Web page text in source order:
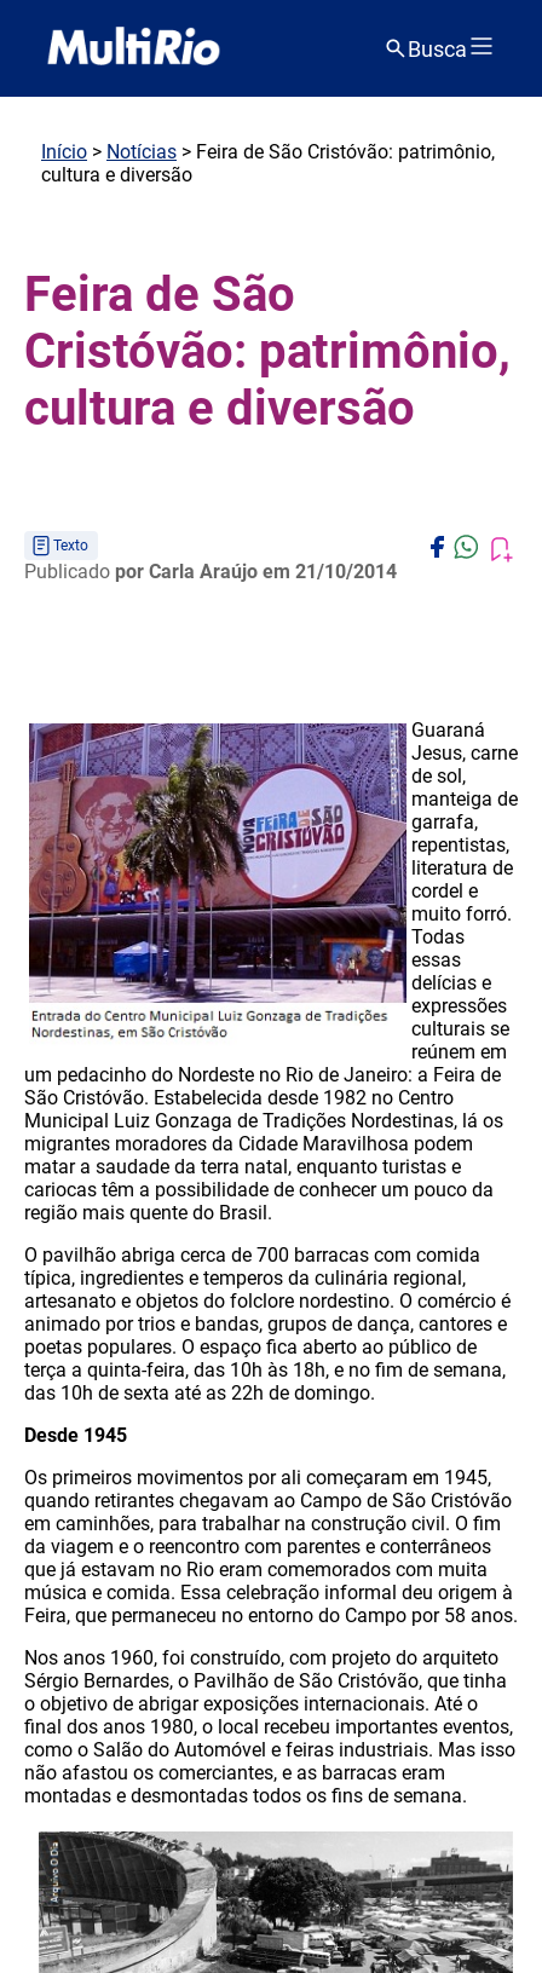
Busca
Início > Notícias > Feira de São Cristóvão: patrimônio,
cultura e diversão
Feira de São
Cristóvão: patrimônio,
cultura e diversão
Texto
Publicado por Carla Araújo em 21/10/2014
Guaraná
Jesus, carne
de sol,
manteiga de
garrafa,
repentistas,
literatura de
cordel e
muito forró.
Todas
essas
delícias e
expressões
culturais se
reúnem em
um pedacinho do Nordeste no Rio de Janeiro: a Feira de
São Cristóvão. Estabelecida desde 1982 no Centro
Municipal Luiz Gonzaga de Tradições Nordestinas, lá os
migrantes moradores da Cidade Maravilhosa podem
matar a saudade da terra natal, enquanto turistas e
cariocas têm a possibilidade de conhecer um pouco da
região mais quente do Brasil.
O pavilhão abriga cerca de 700 barracas com comida
típica, ingredientes e temperos da culinária regional,
artesanato e objetos do folclore nordestino. O comércio é
animado por trios e bandas, grupos de dança, cantores e
poetas populares. O espaço fica aberto ao público de
terça a quinta-feira, das 10h às 18h, e no fim de semana,
das 10h de sexta até as 22h de domingo.
Desde 1945
Os primeiros movimentos por ali começaram em 1945,
quando retirantes chegavam ao Campo de São Cristóvão
em caminhões, para trabalhar na construção civil. O fim
da viagem e o reencontro com parentes e conterrâneos
que já estavam no Rio eram comemorados com muita
música e comida. Essa celebração informal deu origem à
Feira, que permaneceu no entorno do Campo por 58 anos.
Nos anos 1960, foi construído, com projeto do arquiteto
Sérgio Bernardes, o Pavilhão de São Cristóvão, que tinha
o objetivo de abrigar exposições internacionais. Até o
final dos anos 1980, o local recebeu importantes eventos,
como o Salão do Automóvel e feiras industriais. Mas isso
não afastou os comerciantes, e as barracas eram
montadas e desmontadas todos os fins de semana.